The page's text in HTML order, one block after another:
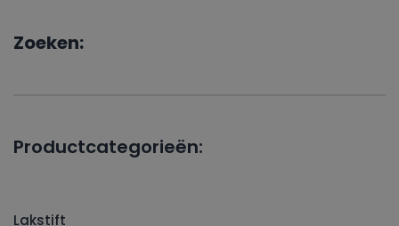
Zoeken:
Productcategorieën:
Lakstift